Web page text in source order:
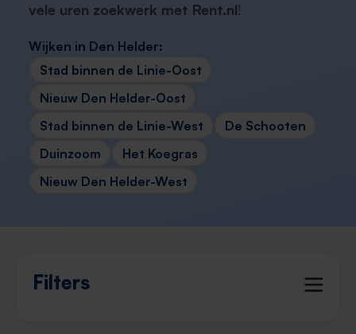
vele uren zoekwerk met Rent.nl!
Wijken in Den Helder:
Stad binnen de Linie-Oost
Nieuw Den Helder-Oost
Stad binnen de Linie-West
De Schooten
Duinzoom
Het Koegras
Nieuw Den Helder-West
Filters